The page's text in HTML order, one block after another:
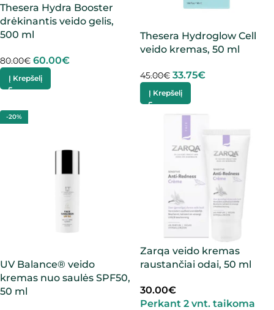
Thesera Hydra Booster
drėkinantis veido gelis,
500 ml
80.00€ 60.00€
Į Krepšelį
Thesera Hydroglow Cell
veido kremas, 50 ml
45.00€ 33.75€
Į Krepšelį
-20%
UV Balance® veido
kremas nuo saulės SPF50,
50 ml
Zarqa veido kremas
raustančiai odai, 50 ml
30.00€
Perkant 2 vnt. taikoma